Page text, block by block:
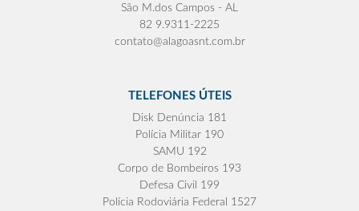
São M.dos Campos - AL
82 9.9311-2225
contato@alagoasnt.com.br
TELEFONES ÚTEIS
Disk Denúncia 181
Polícia Militar 190
SAMU 192
Corpo de Bombeiros 193
Defesa Civil 199
Polícia Rodoviária Federal 1527